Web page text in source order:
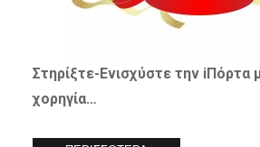
Στηρίξτε-Ενισχύστετην iΠόρτα
χορηγία…